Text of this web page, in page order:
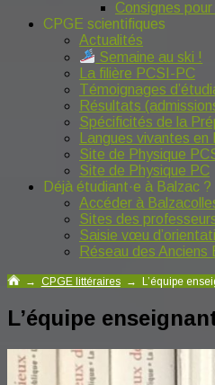
Consignes
CPGE scientifiques
Actualités
Semaine au ski !
La filière PCSI-PC
Témoignages
Résultats
Spécificités de la
Langues vivantes
Site de Physique
Site de Physique PC
Déjà étudiant·e à Balzac ?
Accéder à
Sites des
Saisie vœu
Réseau des Anciens
→ CPGE littéraires→ L’équipe
L’équipe